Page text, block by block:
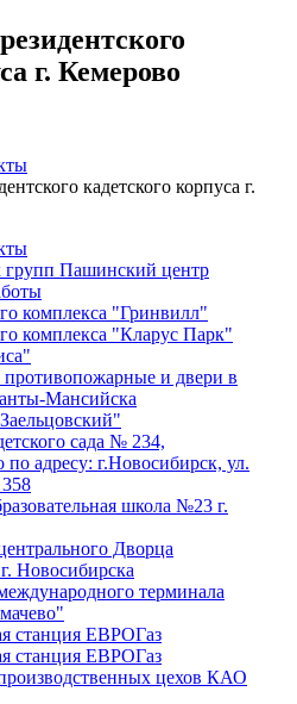
г. Кемерово
кадетского корпуса г.
групп Пашинский центр
комплекса "Гринвилл"
комплекса "Кларус Парк"
противопожарные и двери в
Мансийска
сада № 234,
по адресу: г.Новосибирск, ул.
школа №23 г.
Дворца
Новосибирска
терминала
станция ЕВРОГаз
станция ЕВРОГаз
цехов КАО